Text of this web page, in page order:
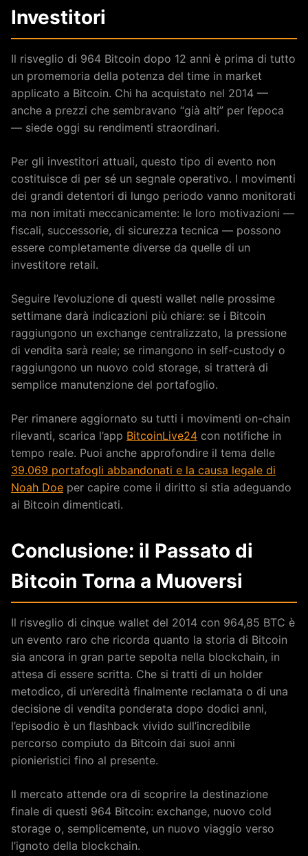
Investitori
Il risveglio di 964 Bitcoin dopo 12 anni è prima di tutto
un promemoria della potenza del time in market
applicato a Bitcoin. Chi ha acquistato nel 2014 —
anche a prezzi che sembravano “già alti” per l’epoca
— siede oggi su rendimenti straordinari.
Per gli investitori attuali, questo tipo di evento non
costituisce di per sé un segnale operativo. I movimenti
dei grandi detentori di lungo periodo vanno monitorati
ma non imitati meccanicamente: le loro motivazioni —
fiscali, successorie, di sicurezza tecnica — possono
essere completamente diverse da quelle di un
investitore retail.
Seguire l’evoluzione di questi wallet nelle prossime
settimane darà indicazioni più chiare: se i Bitcoin
raggiungono un exchange centralizzato, la pressione
di vendita sarà reale; se rimangono in self-custody o
raggiungono un nuovo cold storage, si tratterà di
semplice manutenzione del portafoglio.
Per rimanere aggiornato su tutti i movimenti on-chain
rilevanti, scarica l’app BitcoinLive24 con notifiche in
tempo reale. Puoi anche approfondire il tema delle
39.069 portafogli abbandonati e la causa legale di
Noah Doe per capire come il diritto si stia adeguando
ai Bitcoin dimenticati.
Conclusione: il Passato di
Bitcoin Torna a Muoversi
Il risveglio di cinque wallet del 2014 con 964,85 BTC è
un evento raro che ricorda quanto la storia di Bitcoin
sia ancora in gran parte sepolta nella blockchain, in
attesa di essere scritta. Che si tratti di un holder
metodico, di un’eredità finalmente reclamata o di una
decisione di vendita ponderata dopo dodici anni,
l’episodio è un flashback vivido sull’incredibile
percorso compiuto da Bitcoin dai suoi anni
pionieristici fino al presente.
Il mercato attende ora di scoprire la destinazione
finale di questi 964 Bitcoin: exchange, nuovo cold
storage o, semplicemente, un nuovo viaggio verso
l’ignoto della blockchain.